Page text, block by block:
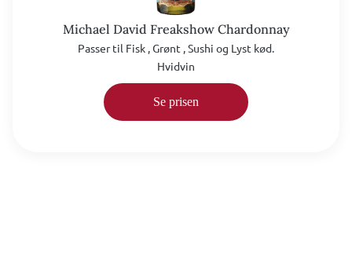
Michael David Freakshow Chardonnay
Passer til Fisk , Grønt , Sushi og Lyst kød.
Hvidvin
Se prisen